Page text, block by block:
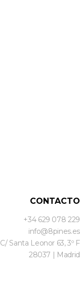
CONTACTO
+34 629 078 229
info@8pines.es
C/ Santa Leonor 63, 3º F
28037 | Madrid